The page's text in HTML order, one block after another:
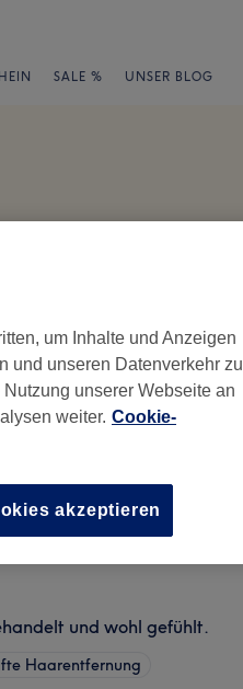
SALE % UNSER BLOG
und wohl gefühlt.
Haarentfernung
um Inhalte und Anzeigen
und unseren Datenverkehr zu
unserer Webseite an
weiter. Cookie-
akzeptieren